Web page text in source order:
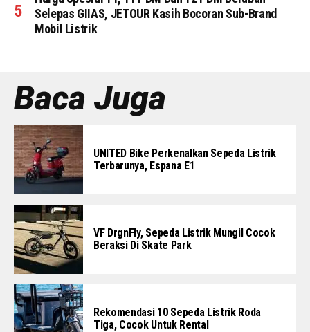
Selepas GIIAS, JETOUR Kasih Bocoran Sub-Brand
Mobil Listrik
Baca Juga
UNITED Bike Perkenalkan Sepeda Listrik
Terbarunya, Espana E1
VF DrgnFly, Sepeda Listrik Mungil Cocok
Beraksi Di Skate Park
Rekomendasi 10 Sepeda Listrik Roda
Tiga, Cocok Untuk Rental